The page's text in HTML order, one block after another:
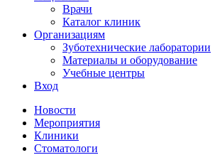
Врачи
Каталог клиник
Организациям
Зуботехнические лаборатории
Материалы и оборудование
Учебные центры
Вход
Новости
Мероприятия
Клиники
Стоматологи